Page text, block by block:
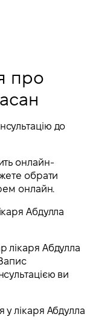
про
до
онлайн-
обрати
онлайн.
Абдулла
лікаря Абдулла
ви
у лікаря Абдулла